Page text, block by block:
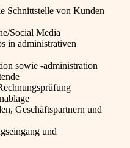
Schnittstelle von Kunden
Social Media
in administrativen
sowie -administration
Geschäftspartnern und
und